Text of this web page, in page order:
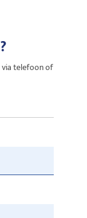
telefoon of